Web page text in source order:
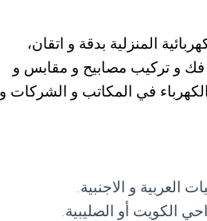
المنزلية بدقة و اتقان،
فك و تركيب مصابيح و مقابس و
في المكاتب و الشركات و
و الاجنبية.
الكويت أو الصليبية.